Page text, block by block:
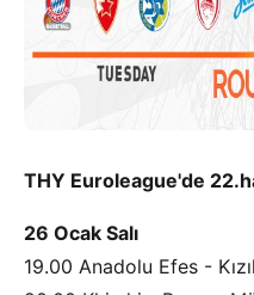
THY Euroleague'de
26 Ocak Salı
19.00 Anadolu Efes -